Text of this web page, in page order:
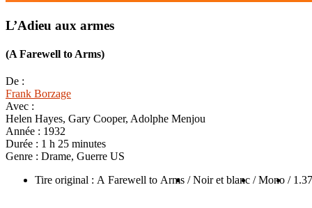
L’Adieu aux armes
(A Farewell to Arms)
De :
Frank Borzage
Avec :
Helen Hayes, Gary Cooper, Adolphe Menjou
Année : 1932
Durée : 1 h 25 minutes
Genre : Drame, Guerre US
Tire original : A Farewell to Arms / Noir et blanc / Mono / 1.37